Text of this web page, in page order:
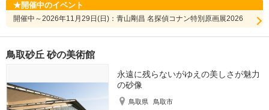
開催中のイベント
開催中～2026年11月29日(日)：青山剛昌 名探偵コナン特別原画展2026
鳥取砂丘 砂の美術館
永遠に残らないがゆえの美しさが魅力
の砂像
鳥取県 鳥取市